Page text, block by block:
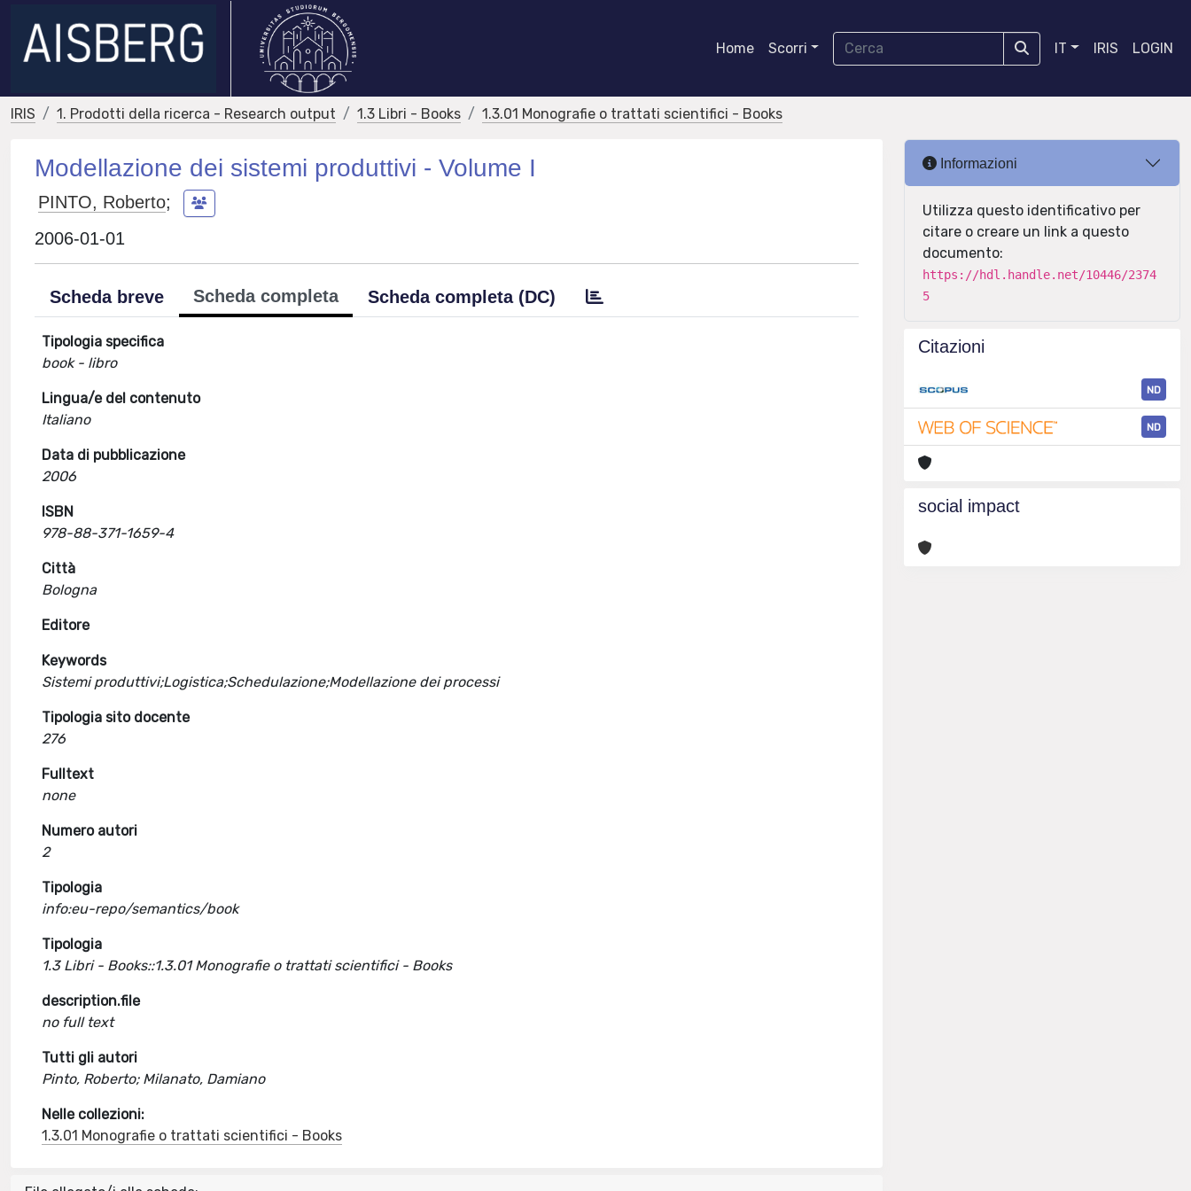
Home Scorri IT IRIS LOGIN
IRIS 1. Prodotti della ricerca - Research output 1.3 Libri - Books 1.3.01 Monografie o trattati scientifici - Books
Modellazione dei sistemi produttivi - Volume I
PINTO, Roberto;
2006-01-01
Scheda breve Scheda completa Scheda completa (DC)
Tipologia specifica
book - libro
Lingua/e del contenuto
Italiano
Data di pubblicazione
2006
ISBN
978-88-371-1659-4
Città
Bologna
Editore
Keywords
Sistemi produttivi;Logistica;Schedulazione;Modellazione dei processi
Tipologia sito docente
276
Fulltext
none
Numero autori
2
Tipologia
info:eu-repo/semantics/book
Tipologia
1.3 Libri - Books::1.3.01 Monografie o trattati scientifici - Books
description.file
no full text
Tutti gli autori
Pinto, Roberto; Milanato, Damiano
Nelle collezioni:
1.3.01 Monografie o trattati scientifici - Books
Informazioni
Utilizza questo identificativo per
citare o creare un link a questo
documento:
https://hdl.handle.net/10446/2374
5
Citazioni
ND
ND
social impact